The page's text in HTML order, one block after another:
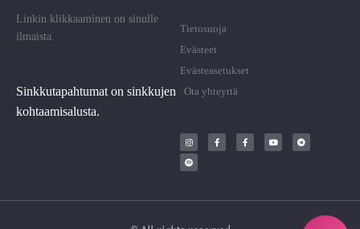
Linkin klikkaaminen on sinulle
ilmaista.
Sinkkutapahtumat on sinkkujen
kohtaamisalusta.
Tietosuoja
Evästeet
Evästeasetukset
Ota yhteyttä